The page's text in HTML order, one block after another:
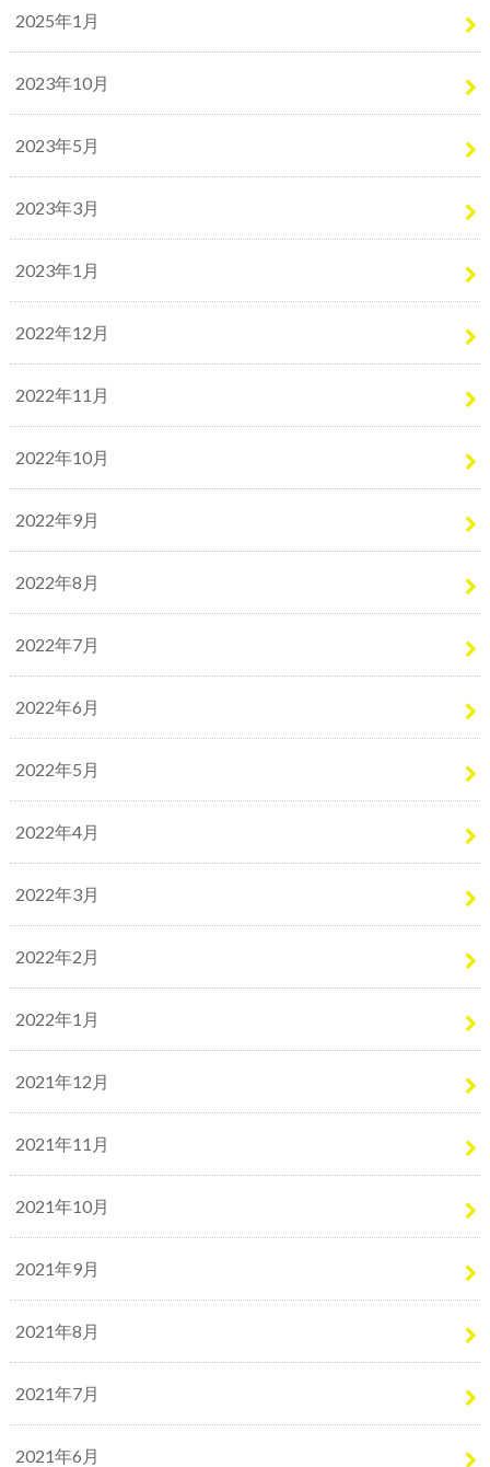
2025年1月
2023年10月
2023年5月
2023年3月
2023年1月
2022年12月
2022年11月
2022年10月
2022年9月
2022年8月
2022年7月
2022年6月
2022年5月
2022年4月
2022年3月
2022年2月
2022年1月
2021年12月
2021年11月
2021年10月
2021年9月
2021年8月
2021年7月
2021年6月